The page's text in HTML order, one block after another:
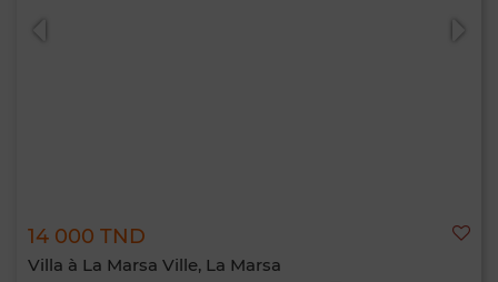
14 000 TND
Villa à La Marsa Ville, La Marsa